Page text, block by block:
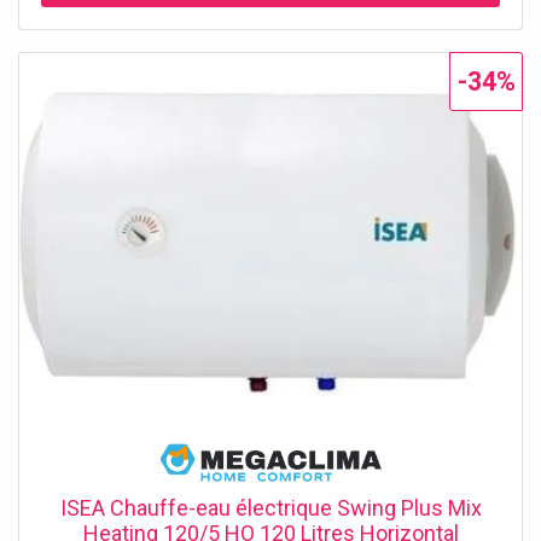
Capacité de 100 litres pour une gestion optimale de la
consommation. Installation verticale pour une utilisation
intelligente de l'espace. Branchement à gauche pour une
design compact du ISEA Swing Plus Mix Heating 100/5 VE
en fait un choix parfait même pour les espaces réduits,
tranquillité d'esprit d'un produit conçu pour durer dans le
temps. 5 ans de garantie officielle ISEA. Design vertical
gain de place. Technologie Mix Heating pour un chauffage
Confort Quotidien Choisir ISEA signifie opter pour une
marque qui combine innovation technologique et fiabilité.
Le modèle Swing Plus Mix Heating est équipé de
fonctionnalités avancées qui améliorent la distribution de
ISEA Chauffe-eau électrique Swing Plus Mix
Heating 120/5 HO 120 Litres Horizontal
-34%